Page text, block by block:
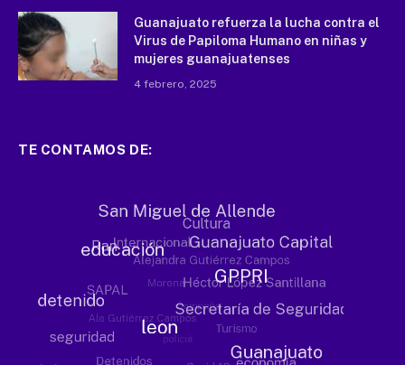
Guanajuato refuerza la lucha contra el
Virus de Papiloma Humano en niñas y
mujeres guanajuatenses
4 febrero, 2025
TE CONTAMOS DE: